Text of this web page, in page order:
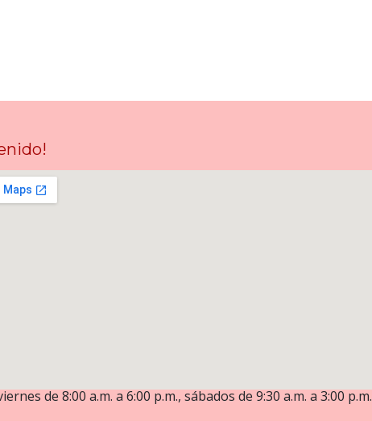
de 8:00 a.m. a 6:00 p.m., sábados de 9:30 a.m. a 3:00 p.m.